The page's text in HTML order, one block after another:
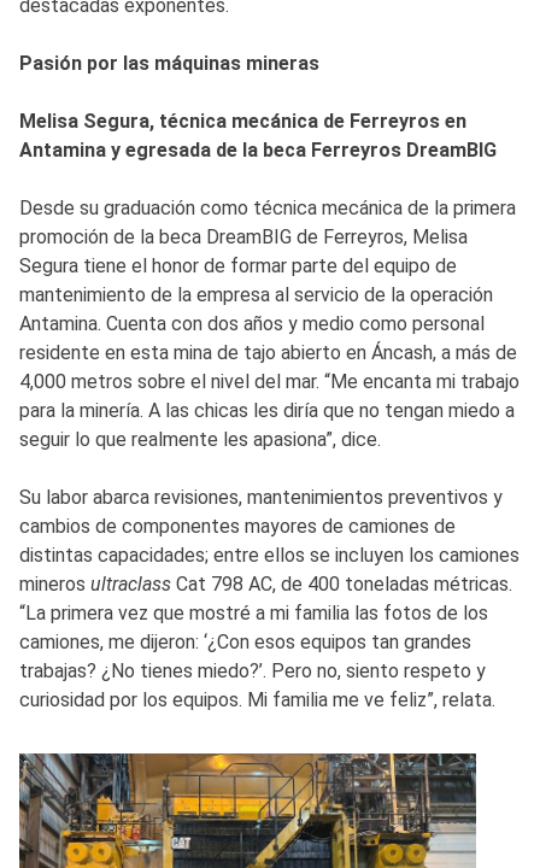
destacadas exponentes.
Pasión por las máquinas mineras
Melisa Segura, técnica mecánica de Ferreyros en
Antamina y egresada de la beca Ferreyros DreamBIG
Desde su graduación como técnica mecánica de la primera
promoción de la beca DreamBIG de Ferreyros, Melisa
Segura tiene el honor de formar parte del equipo de
mantenimiento de la empresa al servicio de la operación
Antamina. Cuenta con dos años y medio como personal
residente en esta mina de tajo abierto en Áncash, a más de
4,000 metros sobre el nivel del mar. “Me encanta mi trabajo
para la minería. A las chicas les diría que no tengan miedo a
seguir lo que realmente les apasiona”, dice.
Su labor abarca revisiones, mantenimientos preventivos y
cambios de componentes mayores de camiones de
distintas capacidades; entre ellos se incluyen los camiones
mineros ultraclass Cat 798 AC, de 400 toneladas métricas.
“La primera vez que mostré a mi familia las fotos de los
camiones, me dijeron: ‘¿Con esos equipos tan grandes
trabajas? ¿No tienes miedo?’. Pero no, siento respeto y
curiosidad por los equipos. Mi familia me ve feliz”, relata.